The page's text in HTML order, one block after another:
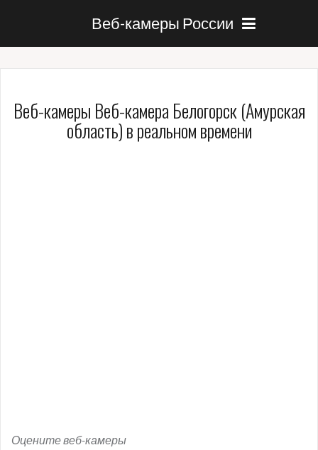
Веб-камеры России
Веб-камеры Веб-камера Белогорск (Амурская
область) в реальном времени
Оцените веб-камеры